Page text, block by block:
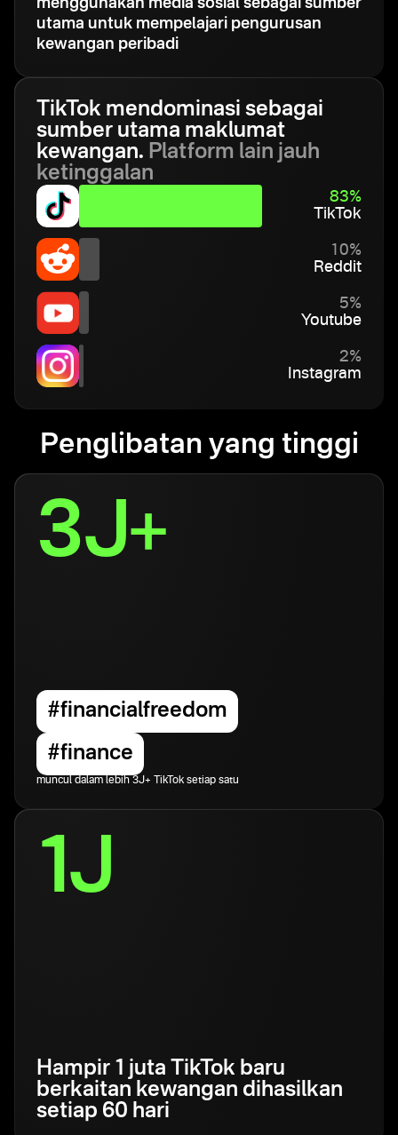
menggunakan media sosial sebagai sumber
utama untuk mempelajari pengurusan
kewangan peribadi
TikTok mendominasi sebagai
sumber utama maklumat
kewangan. Platform lain jauh
ketinggalan
83%
TikTok
10%
Reddit
5%
Youtube
2%
Instagram
Penglibatan yang tinggi
3J+
#financialfreedom
#finance
muncul dalam lebih 3J+ TikTok setiap satu
1J
Hampir 1 juta TikTok baru
berkaitan kewangan dihasilkan
setiap 60 hari